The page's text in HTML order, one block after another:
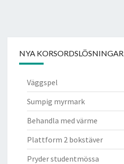
NYA KORSORDSLÖSNINGAR
Väggspel
Sumpig myrmark
Behandla med värme
Plattform 2 bokstäver
Pryder studentmössa